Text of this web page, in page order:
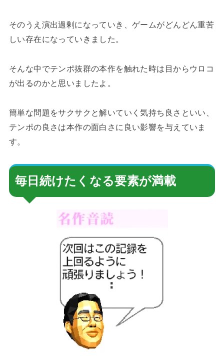
そのうえ演出過剰になっていき、ゲームがどんどん重苦
しい存在になっていきました。
そんな中でテンポ抜群の本作を触れた時は目からウロコ
が出るのかと思いましたよ。
簡単な問題をサクサクと解いていく気持ち良さといい、
テンポの良さは本作の面白さに良い影響を与えていま
す。
毎日続けたくなる要素が満載